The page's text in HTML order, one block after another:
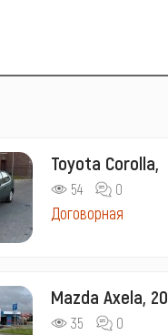
Toyota Corolla,
54 0
Договорная
Mazda Axela,
35 0